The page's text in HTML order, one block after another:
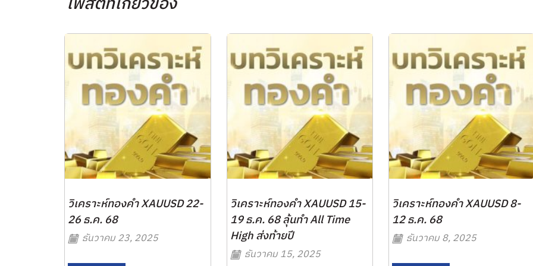
วิเคราะห์ทองคำ XAUUSD 22-
26 ธ.ค. 68
ธันวาคม 23, 2025
วิเคราะห์ทองคำ XAUUSD 15-
19 ธ.ค. 68 ลุ้นทำ All Time
High ส่งท้ายปี
ธันวาคม 15, 2025
วิเคราะห์ทองคำ XAUUSD 8-
12 ธ.ค. 68
ธันวาคม 8, 2025